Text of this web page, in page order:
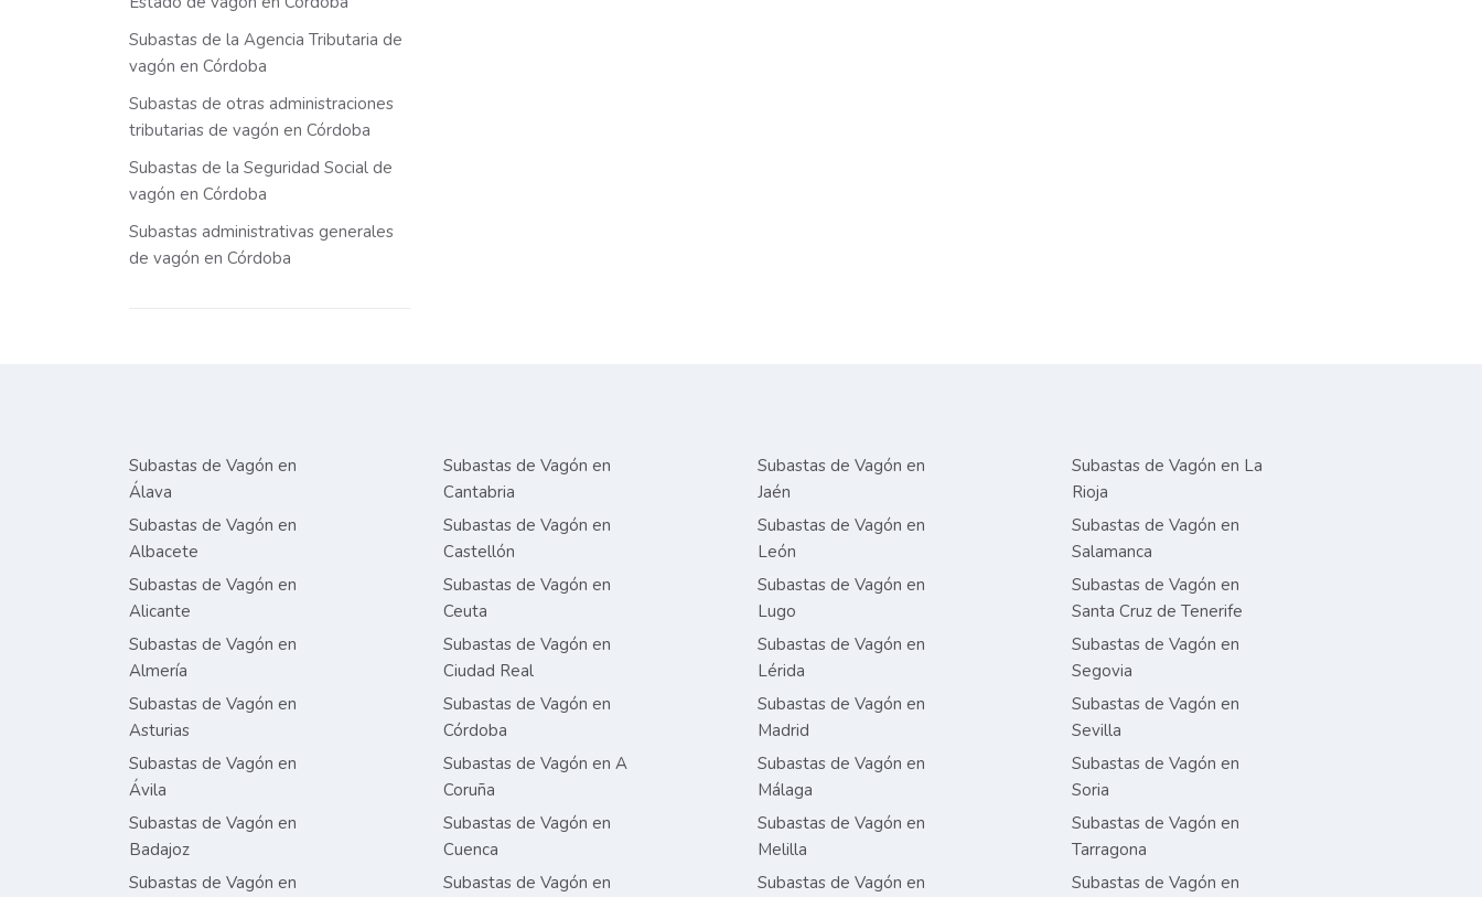
Subastas de la Agencia Tributaria de
vagón en Córdoba
Subastas de otras administraciones
tributarias de vagón en Córdoba
Subastas de la Seguridad Social de
vagón en Córdoba
Subastas administrativas generales
de vagón en Córdoba
Subastas de Vagón en
Álava
Subastas de Vagón en
Albacete
Subastas de Vagón en
Alicante
Subastas de Vagón en
Almería
Subastas de Vagón en
Asturias
Subastas de Vagón en
Ávila
Subastas de Vagón en
Badajoz
Subastas de Vagón en
Subastas de Vagón en
Cantabria
Subastas de Vagón en
Castellón
Subastas de Vagón en
Ceuta
Subastas de Vagón en
Ciudad Real
Subastas de Vagón en
Córdoba
Subastas de Vagón en A
Coruña
Subastas de Vagón en
Cuenca
Subastas de Vagón en
Subastas de Vagón en
Jaén
Subastas de Vagón en
León
Subastas de Vagón en
Lugo
Subastas de Vagón en
Lérida
Subastas de Vagón en
Madrid
Subastas de Vagón en
Málaga
Subastas de Vagón en
Melilla
Subastas de Vagón en
Subastas de Vagón en La
Rioja
Subastas de Vagón en
Salamanca
Subastas de Vagón en
Santa Cruz de Tenerife
Subastas de Vagón en
Segovia
Subastas de Vagón en
Sevilla
Subastas de Vagón en
Soria
Subastas de Vagón en
Tarragona
Subastas de Vagón en